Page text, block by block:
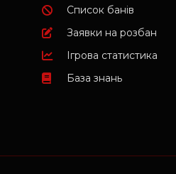
Список банів
Заявки на розбан
Ігрова статистика
База знань